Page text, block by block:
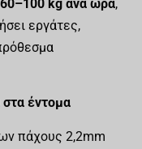
60–100 kg ανά ώρα,
εργάτες,
στα έντομα
πάχους 2,2mm